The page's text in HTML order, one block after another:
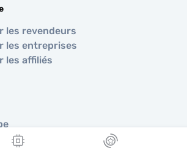
les revendeurs
les entreprises
les affiliés